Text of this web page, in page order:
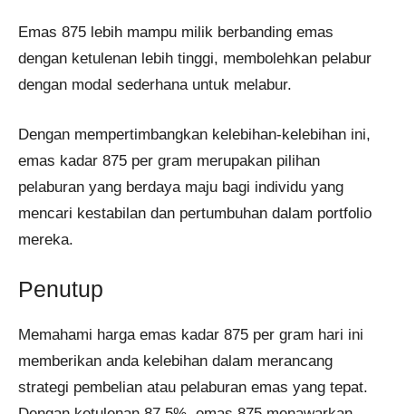
Emas 875 lebih mampu milik berbanding emas
dengan ketulenan lebih tinggi, membolehkan pelabur
dengan modal sederhana untuk melabur.
Dengan mempertimbangkan kelebihan-kelebihan ini,
emas kadar 875 per gram merupakan pilihan
pelaburan yang berdaya maju bagi individu yang
mencari kestabilan dan pertumbuhan dalam portfolio
mereka.
Penutup
Memahami harga emas kadar 875 per gram hari ini
memberikan anda kelebihan dalam merancang
strategi pembelian atau pelaburan emas yang tepat.